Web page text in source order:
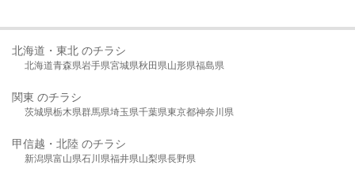
北海道・東北 のチラシ
北海道青森県岩手県宮城県秋田県山形県福島県
関東 のチラシ
茨城県栃木県群馬県埼玉県千葉県東京都神奈川県
甲信越・北陸 のチラシ
新潟県富山県石川県福井県山梨県長野県